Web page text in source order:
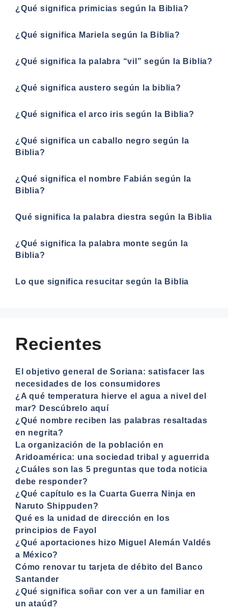
¿Qué significa primicias según la Biblia?
¿Qué significa Mariela según la Biblia?
¿Qué significa la palabra “vil” según la Biblia?
¿Qué significa austero según la biblia?
¿Qué significa el arco iris según la Biblia?
¿Qué significa un caballo negro según la
Biblia?
¿Qué significa el nombre Fabián según la
Biblia?
Qué significa la palabra diestra según la Biblia
¿Qué significa la palabra monte según la
Biblia?
Lo que significa resucitar según la Biblia
Recientes
El objetivo general de Soriana: satisfacer las
necesidades de los consumidores
¿A qué temperatura hierve el agua a nivel del
mar? Descúbrelo aquí
¿Qué nombre reciben las palabras resaltadas
en negrita?
La organización de la población en
Aridoamérica: una sociedad tribal y aguerrida
¿Cuáles son las 5 preguntas que toda noticia
debe responder?
¿Qué capítulo es la Cuarta Guerra Ninja en
Naruto Shippuden?
Qué es la unidad de dirección en los
principios de Fayol
¿Qué aportaciones hizo Miguel Alemán Valdés
a México?
Cómo renovar tu tarjeta de débito del Banco
Santander
¿Qué significa soñar con ver a un familiar en
un ataúd?